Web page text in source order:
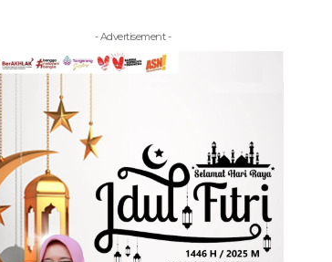
- Advertisement -